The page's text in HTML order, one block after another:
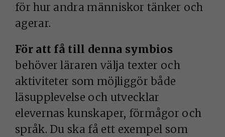
för hur andra människor tänker och
agerar.
För att få till denna symbios
behöver läraren välja texter och
aktiviteter som möjliggör både
läsupplevelse och utvecklar
elevernas kunskaper, förmågor och
språk. Du ska få ett exempel som